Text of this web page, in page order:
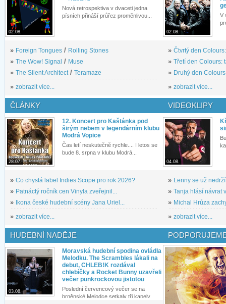
02.08.
Nová retrospektiva v dvaceti jedna
písních přináší průřez proměnlivou...
» Foreign Tongues / Rolling Stones
» The Wow! Signal / Muse
» The Silent Architect / Teramaze
» zobrazit více...
02.08.
V
» Čtvrtý den
» Třetí den Colours:
» Druhý den
» zobrazit více...
ČLÁNKY
28.07.
12. Koncert pro Kaštánka pod
širým nebem v legendárním klubu
Modrá Vopice
Čas letí neskutečně rychle.... I letos se
bude 8. srpna v klubu Modrá...
» Co chystá label Indies Scope pro rok 2026?
» Patnáctý ročník cen Vinyla zveřejnil...
»
Ikona české hudební scény Jana Uriel...
» zobrazit více...
VIDEOKLIPY
04.08.
» Lenny se už
» Tanja hlásí návrat
» Michal Hrůza
» zobrazit více...
HUDEBNÍ NADĚJE
03.08.
Moravská hudební spodina ovládla
Melodku. The Scrambles lákali na
debut, CHLEB!K rozdával
chlebíčky a Rocket Bunny uzavřeli
večer punkrockovou jistotou
Poslední červencový večer se na
brněnské Melodce setkaly tři kapely...